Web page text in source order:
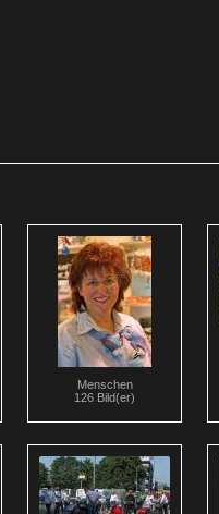
Menschen
126 Bild(er)